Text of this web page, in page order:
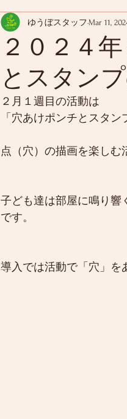
２０２４
とスタンプ
ゆうぼスタッフ Mar 11,
２月１週目の活動は
「穴あけポンチとスタン
点（穴）の描画を楽しむ
子ども達は部屋に鳴り響
です。
導入では活動で「穴」を